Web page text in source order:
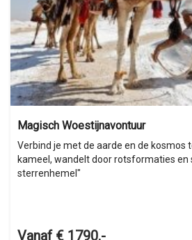
Magisch Woestijnavontuur
Verbind je met de aarde en de kosmos
kameel, wandelt door rotsformaties en
sterrenhemel"
Vanaf € 1790,-